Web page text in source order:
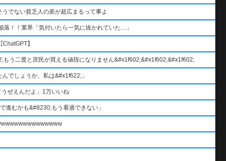
でない貧乏人の差が超広まるって事よ
落！！業界「気付いたら一気に抜かれていた…」
】
う二度と庶民が買える値段になりません&#x1f602;&#x1f602;&#x1f602;
でしょうか、私は&#x1f622;」
ぜえんだよ」1万いいね
進むかも&#8230;もう看過できない」